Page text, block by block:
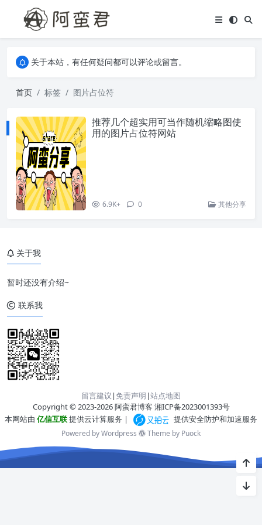
关于本站，有任何疑问都可以评论或留言。
关于本站，有任何疑问都可以评论或留言。
首页
标签 图片占位符
推荐几个超实用可当作随机缩略图使
用的图片占位符网站
6.9K+ 0 其他分享
关于我
暂时还没有介绍~
联系我
留言建议 |免责声明 |站点地图
Copyright © 2023-2026 阿蛮君博客 湘ICP备2023001393号
本网站由 亿信互联提供云计算服务 | 提供安全防护和加速服务
Powered by Wordpress Theme by Puock